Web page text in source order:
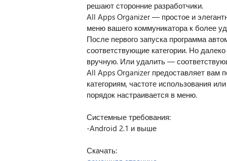
решают сторонние разработчики.
All Apps Organizer — простое и
меню вашего коммуникатора к более
После первого запуска программа
соответствующие категории. Но
вручную. Или удалить —
All Apps Organizer предоставляет вам
категориям, частоте использования
порядок настраивается в меню.
Системные требования:
-Android 2.1 и выше
Скачать: